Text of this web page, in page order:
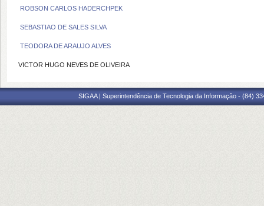
ROBSON CARLOS HADERCHPEK
SEBASTIAO DE SALES SILVA
TEODORA DE ARAUJO ALVES
VICTOR HUGO NEVES DE OLIVEIRA
SIGAA | Superintendência de Tecnologia da Informação - (84)